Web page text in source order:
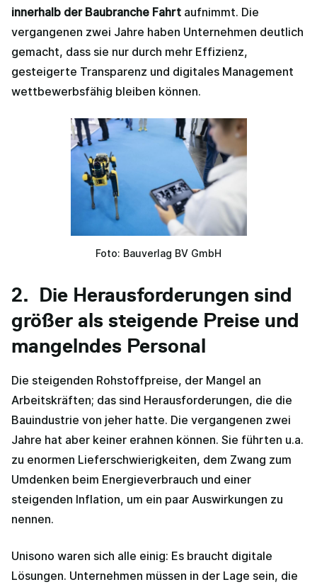
innerhalb der Baubranche Fahrt aufnimmt. Die
vergangenen zwei Jahre haben Unternehmen deutlich
gemacht, dass sie nur durch mehr Effizienz,
gesteigerte Transparenz und digitales Management
wettbewerbsfähig bleiben können.
Foto: Bauverlag BV GmbH
2. Die Herausforderungen sind
größer als steigende Preise und
mangelndes Personal
Die steigenden Rohstoffpreise, der Mangel an
Arbeitskräften; das sind Herausforderungen, die die
Bauindustrie von jeher hatte. Die vergangenen zwei
Jahre hat aber keiner erahnen können. Sie führten u.a.
zu enormen Lieferschwierigkeiten, dem Zwang zum
Umdenken beim Energieverbrauch und einer
steigenden Inflation, um ein paar Auswirkungen zu
nennen.
Unisono waren sich alle einig: Es braucht digitale
Lösungen. Unternehmen müssen in der Lage sein, die